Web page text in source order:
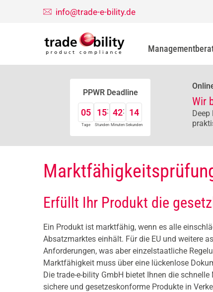
info@trade-e-bility.de
PPWR Deadline
05
Tage
15
Stunden
42
Minuten
13
Sekunden
Wir
Deep
Erfüllt Ihr Produkt die
Ein Produkt ist marktfähig, wenn es alle
Absatzmarktes einhält. Für die EU und weitere
Anforderungen, was aber einzelstaatliche
Marktfähigkeit muss über eine lückenlose
Die trade-e-bility GmbH bietet Ihnen die
sichere und gesetzeskonforme Produkte in